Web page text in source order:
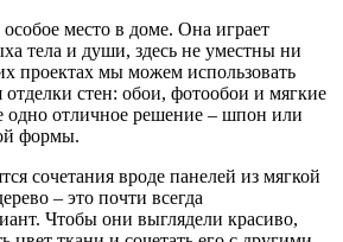
особое место в доме. Она играет
тела и души, здесь не уместны ни
проектах мы можем использовать
стен: обои, фотообои и мягкие
одно отличное решение – шпон или
формы.
сочетания вроде панелей из мягкой
– это почти всегда
Чтобы они выглядели красиво,